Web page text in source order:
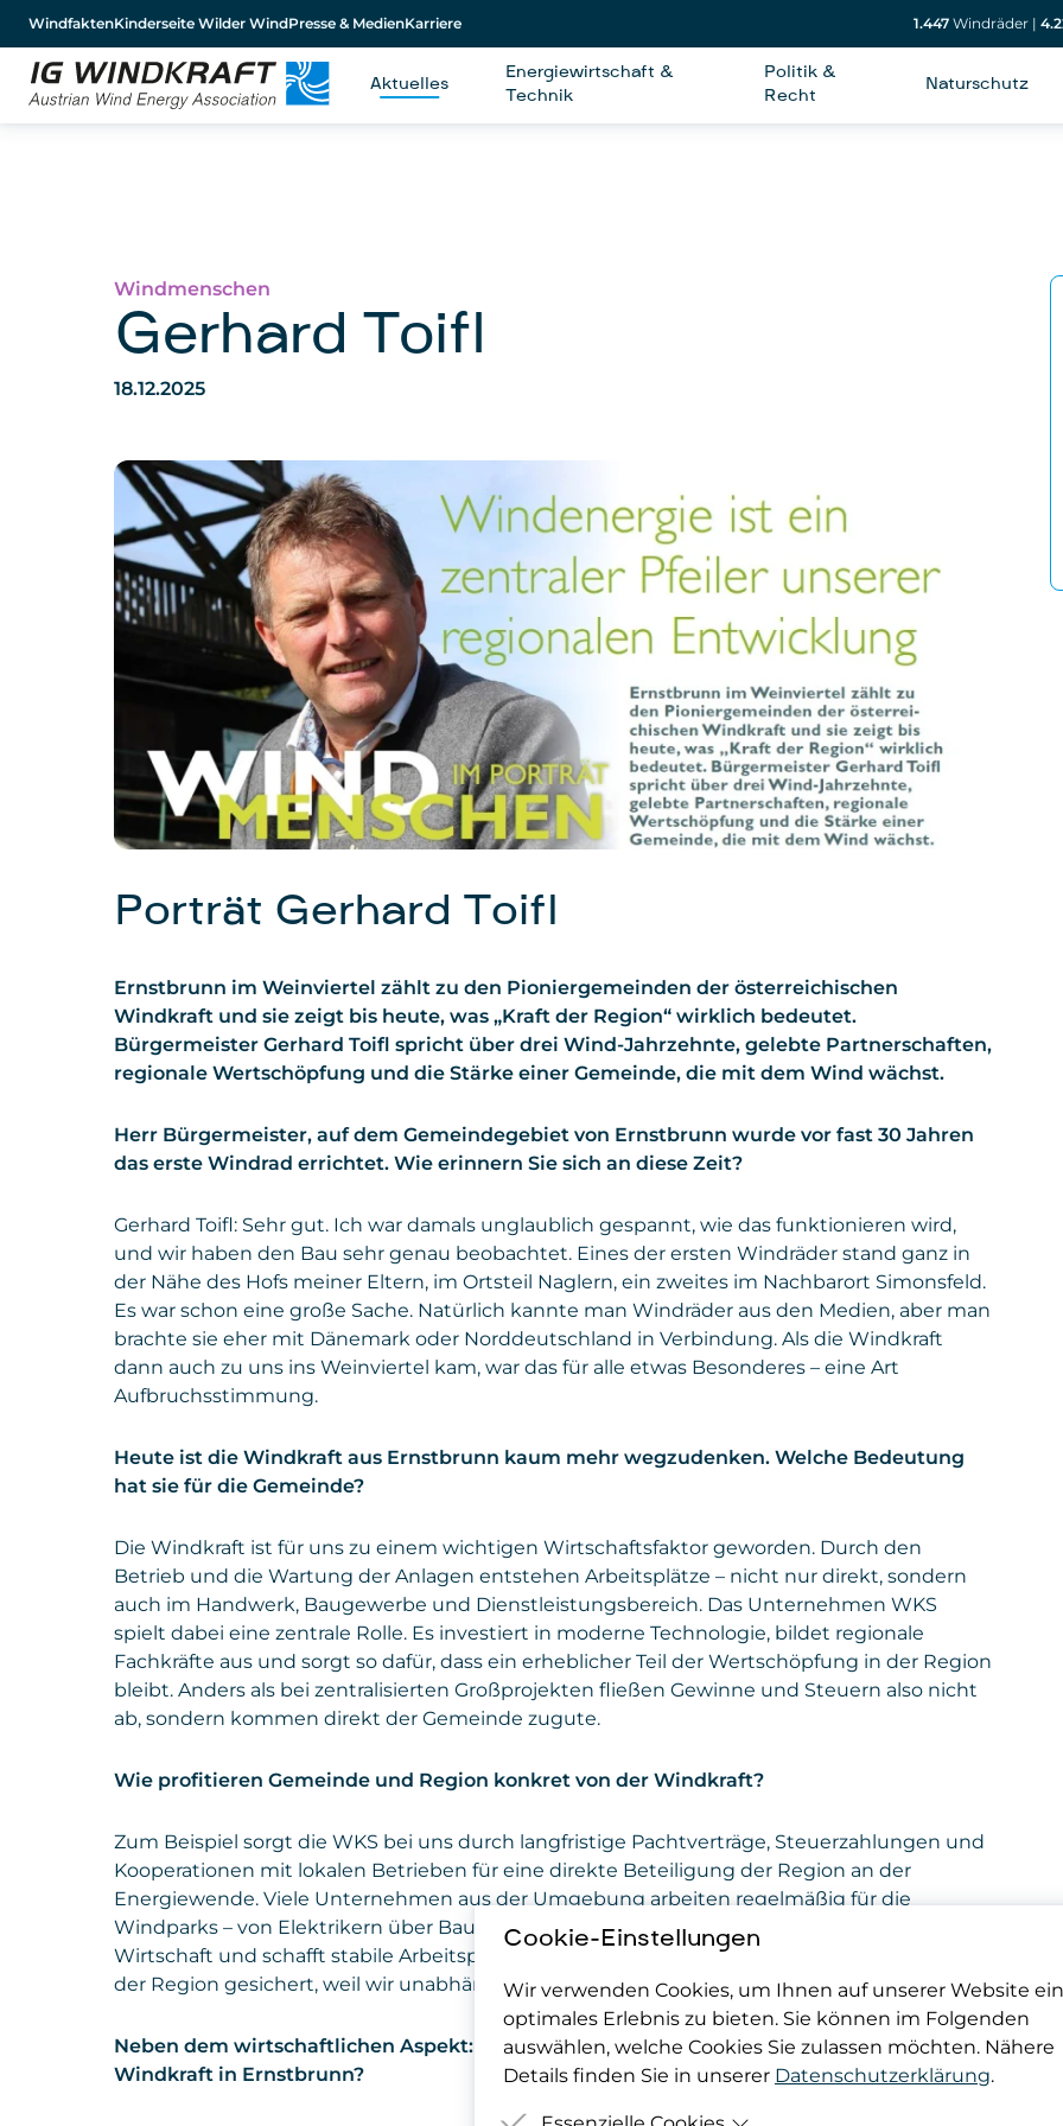
WindfaktenKinderseite Wilder WindPresse & MedienKarriere 1.447 Windräder |
Aktuelles
Energiewirtschaft &
Technik
Politik &
Recht
Naturschutz
Windmenschen
Gerhard Toifl
18.12.2025
Porträt Gerhard Toifl
Ernstbrunn im Weinviertel zählt zu den Pioniergemeinden der österreichischen
Windkraft und sie zeigt bis heute, was „Kraft der Region“ wirklich bedeutet.
Bürgermeister Gerhard Toifl spricht über drei Wind-Jahrzehnte, gelebte Partnerschaften,
regionale Wertschöpfung und die Stärke einer Gemeinde, die mit dem Wind wächst.
Herr Bürgermeister, auf dem Gemeindegebiet von Ernstbrunn wurde vor fast 30 Jahren
das erste Windrad errichtet. Wie erinnern Sie sich an diese Zeit?
Gerhard Toifl: Sehr gut. Ich war damals unglaublich gespannt, wie das funktionieren wird,
und wir haben den Bau sehr genau beobachtet. Eines der ersten Windräder stand ganz in
der Nähe des Hofs meiner Eltern, im Ortsteil Naglern, ein zweites im Nachbarort Simonsfeld.
Es war schon eine große Sache. Natürlich kannte man Windräder aus den Medien, aber man
brachte sie eher mit Dänemark oder Norddeutschland in Verbindung. Als die Windkraft
dann auch zu uns ins Weinviertel kam, war das für alle etwas Besonderes – eine Art
Aufbruchsstimmung.
Heute ist die Windkraft aus Ernstbrunn kaum mehr wegzudenken. Welche Bedeutung
hat sie für die Gemeinde?
Die Windkraft ist für uns zu einem wichtigen Wirtschaftsfaktor geworden. Durch den
Betrieb und die Wartung der Anlagen entstehen Arbeitsplätze – nicht nur direkt, sondern
auch im Handwerk, Baugewerbe und Dienstleistungsbereich. Das Unternehmen WKS
spielt dabei eine zentrale Rolle. Es investiert in moderne Technologie, bildet regionale
Fachkräfte aus und sorgt so dafür, dass ein erheblicher Teil der Wertschöpfung in der Region
bleibt. Anders als bei zentralisierten Großprojekten fließen Gewinne und Steuern also nicht
ab, sondern kommen direkt der Gemeinde zugute.
Wie profitieren Gemeinde und Region konkret von der Windkraft?
Zum Beispiel sorgt die WKS bei uns durch langfristige Pachtverträge, Steuerzahlungen und
Kooperationen mit lokalen Betrieben für eine direkte Beteiligung der Region an der
Energiewende. Viele Unternehmen aus der Umgebung arbeiten regelmäßig für die
Windparks – von Elektrikern über Baufirmen bis zu IT-Dienstleistern. Das stärkt die lokale
Wirtschaft und schafft stabile Arbeitsplätze. Gleichzeitig wird damit die Zukunftsfähigkeit
der Region gesichert, weil wir unabhängiger und wirtschaftlich breiter aufgestellt sind.
Neben dem wirtschaftlichen Aspekt: Welche Rolle spielt die ökologische Dimension der
Windkraft in Ernstbrunn?
Cookie-Einstellungen
Wir verwenden Cookies, um Ihnen auf unserer Website ein
optimales Erlebnis zu bieten. Sie können im Folgenden
auswählen, welche Cookies Sie zulassen möchten. Nähere
Details finden Sie in unserer Datenschutzerklärung.